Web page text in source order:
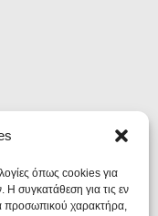
όπως cookies για
συγκατάθεση για τις εν
προσωπικού χαρακτήρα,